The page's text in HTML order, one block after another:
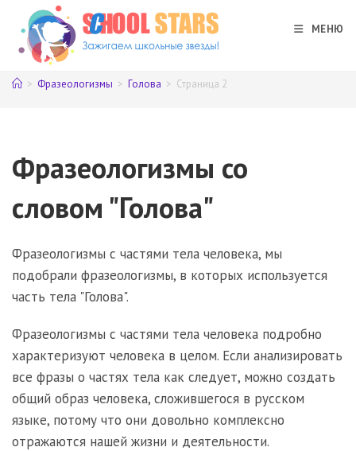
Перейти
содержимому
МЕНЮ
> Фразеологизмы > Голова > Страница 2
Фразеологизмы со
словом "Голова"
Фразеологизмы с частями тела человека, мы
подобрали фразеологизмы, в которых используется
часть тела "Голова".
Фразеологизмы с частями тела человека подробно
характеризуют человека в целом. Если анализировать
все фразы о частях тела как следует, можно создать
общий образ человека, сложившегося в русском
языке, потому что они довольно комплексно
отражаются нашей жизни и деятельности.